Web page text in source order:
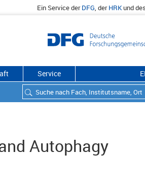
Ein Service derDFG, derHRKund
Service
Autophagy